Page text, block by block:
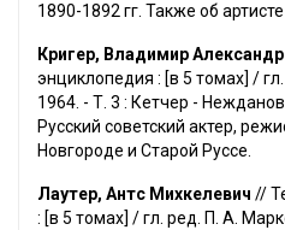
1890-1892 гг. Также об
Кригер, Владимир
энциклопедия : [в 5 томах] /
1964. - Т. 3 : Кетчер -
Русский советский актер,
Новгороде и Старой Руссе.
Лаутер, Антс Михкелевич //
: [в 5 томах] / гл. ред. П. А.